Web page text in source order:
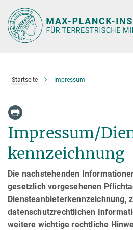
Hauptinhalt
Startseite Impressum
Impressum/
kennzeichnung
Die nachstehenden
gesetzlich vorgesehenen
Diensteanbieterkennzeichnung,
datenschutzrechtlichen
weitere wichtige rechtliche